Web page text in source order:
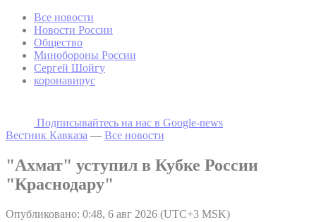
Все новости
Новости России
Общество
Минобороны России
Сергей Шойгу
коронавирус
Подписывайтесь на наc в Google-news
Вестник Кавказа — Все новости
"Ахмат" уступил в Кубке России
"Краснодару"
Опубликовано: 0:48, 6 авг 2026 (UTC+3 MSK)